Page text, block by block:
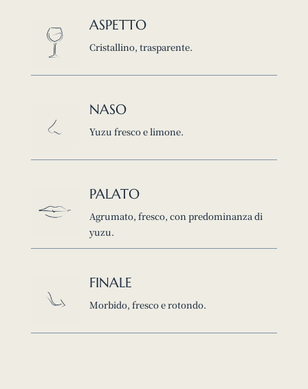
ASPETTO
Cristallino, trasparente.
NASO
Yuzu fresco e limone.
PALATO
Agrumato, fresco, con predominanza di
yuzu.
FINALE
Morbido, fresco e rotondo.